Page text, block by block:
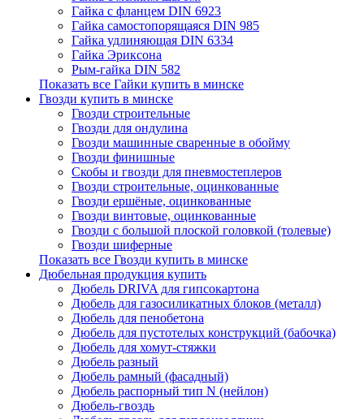
Гайка с фланцем DIN 6923
Гайка самостопорящаяся DIN 985
Гайка удлиняющая DIN 6334
Гайка Эриксона
Рым-гайка DIN 582
Показать все Гайки купить в минске
Гвозди купить в минске
Гвозди строительные
Гвозди для ондулина
Гвозди машинные сваренные в обойму
Гвозди финишные
Скобы и гвозди для пневмостеплеров
Гвозди строительные, оцинкованные
Гвозди ершёные, оцинкованные
Гвозди винтовые, оцинкованные
Гвозди с большой плоской головкой (толевые)
Гвозди шиферные
Показать все Гвозди купить в минске
Дюбельная продукция купить
Дюбель DRIVA для гипсокартона
Дюбель для газосиликатных блоков (металл)
Дюбель для пенобетона
Дюбель для пустотелых конструкций (бабочка)
Дюбель для хомут-стяжки
Дюбель разный
Дюбель рамный (фасадный)
Дюбель распорный тип N (нейлон)
Дюбель-гвоздь